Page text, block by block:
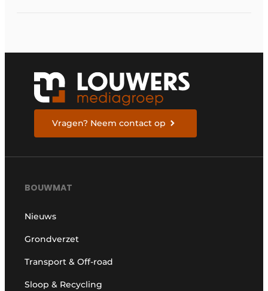
Vragen? Neem contact op
BOUWMAT
Nieuws
Grondverzet
Transport & Off-road
Sloop & Recycling